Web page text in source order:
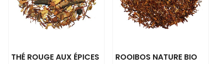
THÉ ROUGE AUX ÉPICES ROOIBOS NATURE BIO